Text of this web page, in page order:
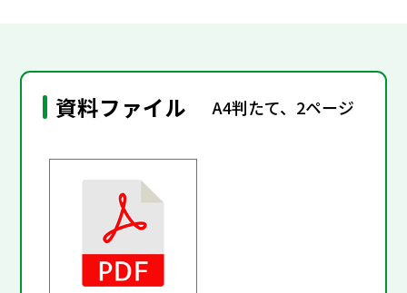
資料ファイル A4判たて、2ページ